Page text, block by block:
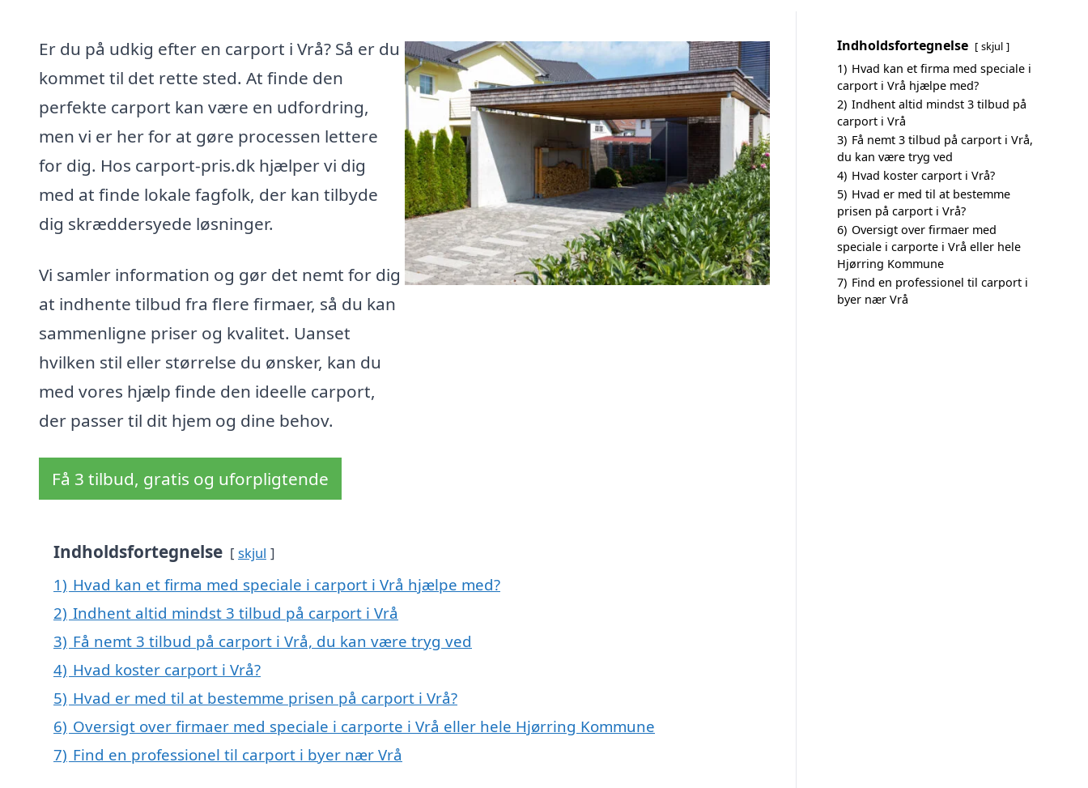
Er du på udkig efter en carport i Vrå? Så er du
kommet til det rette sted. At finde den
perfekte carport kan være en udfordring,
men vi er her for at gøre processen lettere
for dig. Hos carport-pris.dk hjælper vi dig
med at finde lokale fagfolk, der kan tilbyde
dig skræddersyede løsninger.
Vi samler information og gør det nemt for dig
at indhente tilbud fra flere firmaer, så du kan
sammenligne priser og kvalitet. Uanset
hvilken stil eller størrelse du ønsker, kan du
med vores hjælp finde den ideelle carport,
der passer til dit hjem og dine behov.
Få 3 tilbud, gratis og uforpligtende
Indholdsfortegnelse skjul
1) Hvad kan et firma med speciale i carport i Vrå hjælpe med?
2) Indhent altid mindst 3 tilbud på carport i Vrå
3) Få nemt 3 tilbud på carport i Vrå, du kan være tryg ved
4) Hvad koster carport i Vrå?
5) Hvad er med til at bestemme prisen på carport i Vrå?
6) Oversigt over firmaer med speciale i carporte i Vrå eller hele Hjørring Kommune
7) Find en professionel til carport i byer nær Vrå
Indholdsfortegnelse skjul
1) Hvad kan et firma med speciale i
carport i Vrå hjælpe med?
2) Indhent altid mindst 3 tilbud på
carport i Vrå
3) Få nemt 3 tilbud på carport i Vrå,
du kan være tryg ved
4) Hvad koster carport i Vrå?
5) Hvad er med til at bestemme
prisen på carport i Vrå?
6) Oversigt over firmaer med
speciale i carporte i Vrå eller hele
Hjørring Kommune
7) Find en professionel til carport i
byer nær Vrå